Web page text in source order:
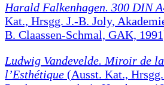
Harald Falkenhagen. 300 DIN
Kat., Hrsgg. J.-B. Joly,
B. Claassen-Schmal, GAK,
Ludwig Vandevelde. Miroir de
l’Esthétique (Ausst. Kat.,